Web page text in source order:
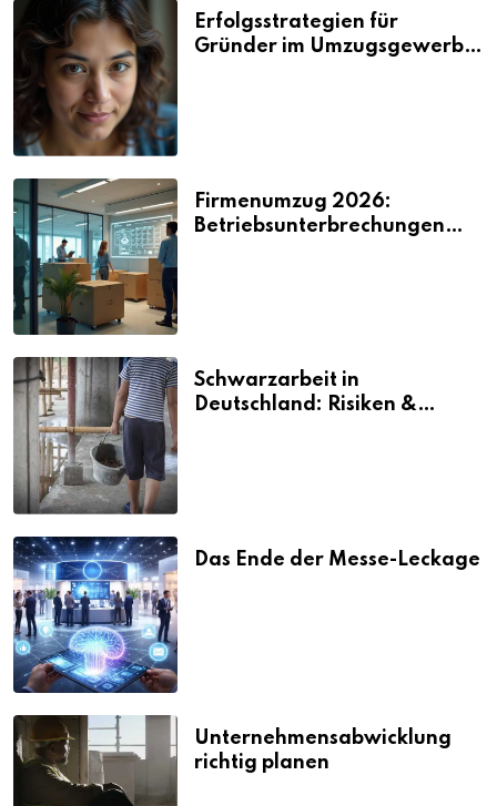
Erfolgsstrategien für
Gründer im Umzugsgewerbe
Firmenumzug 2026:
Betriebsunterbrechungen
Schwarzarbeit in
Deutschland: Risiken &
Das Ende der Messe-Leckage
Unternehmensabwicklung
richtig planen